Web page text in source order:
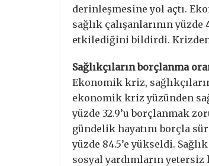
derinleşmesine yol açtı.
sağlık çalışanlarının
etkilediğini bildirdi. Krizden
Sağlıkçıların borçlanma
Ekonomik kriz,
ekonomik kriz yüzünden
yüzde 32.9’u borçlanmak
gündelik hayatını borçla
yüzde 84.5’e yükseldi.
sosyal yardımların yetersiz